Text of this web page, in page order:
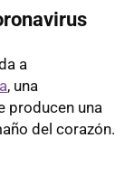
a
, una
producen una
del corazón.